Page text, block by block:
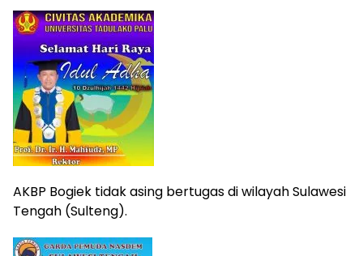
AKBP Bogiek tidak asing bertugas di wilayah Sulawesi
Tengah (Sulteng).